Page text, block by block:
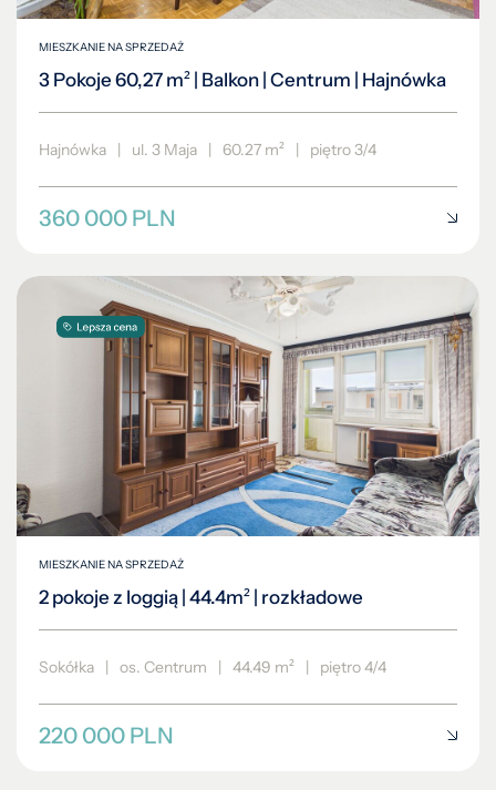
MIESZKANIE NA SPRZEDAŻ
3 Pokoje 60,27 m² | Balkon | Centrum | Hajnówka
Hajnówka | ul. 3 Maja | 60.27 m² | piętro 3/4
360 000 PLN
MIESZKANIE NA SPRZEDAŻ
2 pokoje z loggią | 44.4m² | rozkładowe
Sokółka | os. Centrum | 44.49 m² | piętro 4/4
220 000 PLN